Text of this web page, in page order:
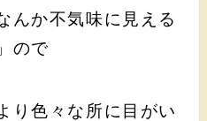
んか不気味に見える
ので
り色々な所に目がい